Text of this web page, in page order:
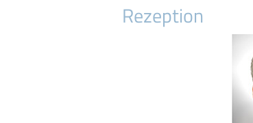
Rezeption